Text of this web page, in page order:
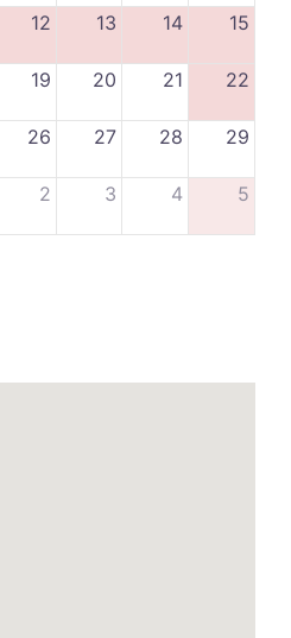
12 13 14 15
19 20 21 22
26 27 28 29
2 3 4 5